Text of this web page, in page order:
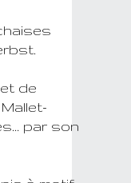
de
par son